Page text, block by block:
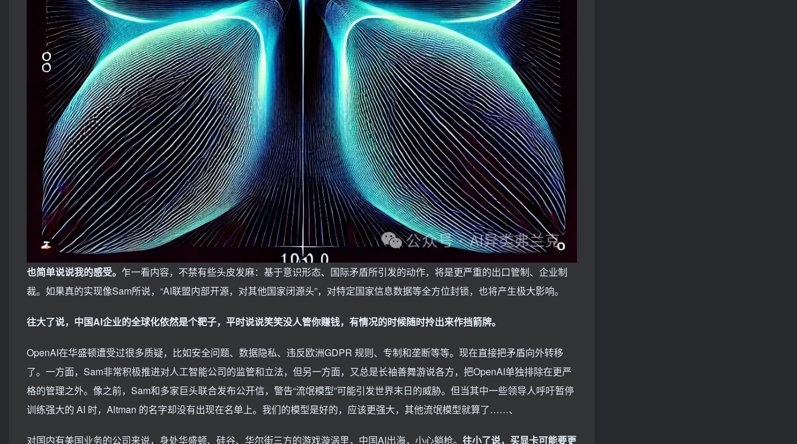
也简单说说我的感受。 乍一看内容，不禁有些头皮发麻：基于意识形态、国际矛盾所引发的动作，将是更严重的出口管制、企业制
裁。如果真的实现像Sam所说，“AI联盟内部开源，对其他国家闭源头”，对特定国家信息数据等全方位封锁，也将产生极大影响。
往大了说，中国AI企业的全球化依然是个靶子，平时说说笑笑没人管你赚钱，有情况的时候随时拎出来作挡箭牌。
OpenAI在华盛顿遭受过很多质疑，比如安全问题、数据隐私、违反欧洲GDPR 规则、专制和垄断等等。现在直接把矛盾向外转移
了。一方面，Sam非常积极推进对人工智能公司的监管和立法，但另一方面，又总是长袖善舞游说各方，把OpenAI单独排除在更严
格的管理之外。像之前，Sam和多家巨头联合发布公开信，警告“流氓模型”可能引发世界末日的威胁。但当其中一些领导人呼吁暂停
训练强大的 AI 时，Altman 的名字却没有出现在名单上。我们的模型是好的，应该更强大，其他流氓模型就算了……、
对国内有美国业务的公司来说，身处华盛顿、硅谷、华尔街三方的游戏漩涡里，中国AI出海，小心躺枪。 往小了说，买显卡可能要更